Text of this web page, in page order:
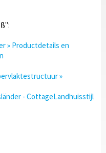
":
» Productdetails en
»
- CottageLandhuisstijl